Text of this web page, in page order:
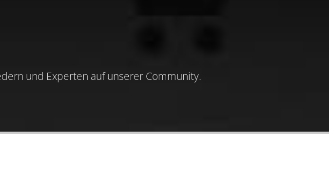
und Experten auf unserer Community.